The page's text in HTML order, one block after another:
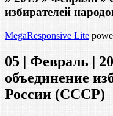
избирателей
MegaResponsive Lite
05 | Февраль |
объединение
России (СССР)